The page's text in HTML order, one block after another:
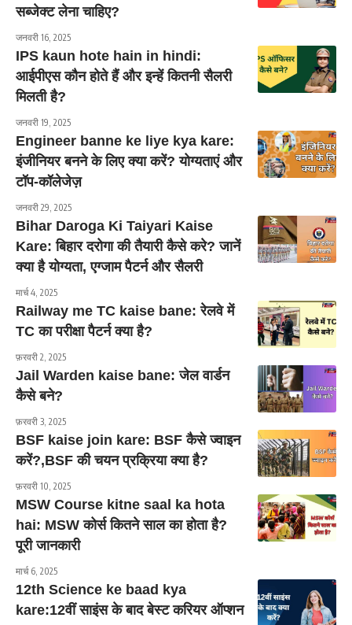
सब्जेक्ट लेना चाहिए?
जनवरी 16, 2025
IPS kaun hote hain in hindi:
आईपीएस कौन होते हैं और इन्हें कितनी सैलरी
मिलती है?
जनवरी 19, 2025
Engineer banne ke liye kya kare:
इंजीनियर बनने के लिए क्या करें? योग्यताएं और
टॉप-कॉलेजेज़
जनवरी 29, 2025
Bihar Daroga Ki Taiyari Kaise
Kare: बिहार दरोगा की तैयारी कैसे करे? जानें
क्या है योग्यता, एग्जाम पैटर्न और सैलरी
मार्च 4, 2025
Railway me TC kaise bane: रेलवे में
TC का परीक्षा पैटर्न क्या है?
फ़रवरी 2, 2025
Jail Warden kaise bane: जेल वार्डन
कैसे बने?
फ़रवरी 3, 2025
BSF kaise join kare: BSF कैसे ज्वाइन
करें?,BSF की चयन प्रक्रिया क्या है?
फ़रवरी 10, 2025
MSW Course kitne saal ka hota
hai: MSW कोर्स कितने साल का होता है?
पूरी जानकारी
मार्च 6, 2025
12th Science ke baad kya
kare:12वीं साइंस के बाद बेस्ट करियर ऑप्शन